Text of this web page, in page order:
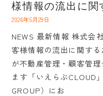
様情報の流出に関
2026年5月29日
NEWS 最新情報 株式会
客様情報の流出に関す
が不動産管理・顧客管
ます「いえらぶCLOUD
GROUP）にお
式
会
社
い
え
ら
ぶ